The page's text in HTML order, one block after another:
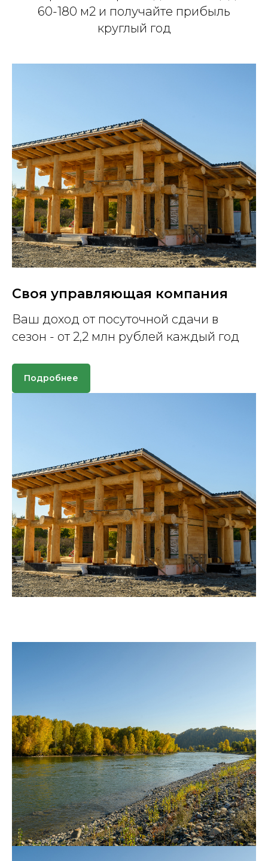
60-180 м2 и получайте прибыль
круглый год
Своя управляющая компания
Ваш доход от посуточной сдачи в
сезон - от 2,2 млн рублей каждый год
Подробнее